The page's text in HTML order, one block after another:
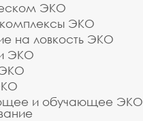
ЭКО
ЭКО
на ловкость ЭКО
ЭКО
и обучающее ЭКО